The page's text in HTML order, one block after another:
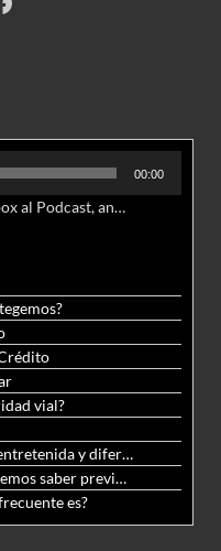
00:00
En este primer episodio de Del Inbox al Podcast, analizamos junto al abogado Jonathan Brown las nuevas conductas delictivas cibernéticas y la necesidad de hacer modificaciones al Código Penal.
vial?
8. Diego Te lo Explica, una forma entretenida y diferente de aprender matemáticas y ciencias
9. Crédito hipotecario: lo que debemos saber previo a adquirir nuestra vivienda
es?